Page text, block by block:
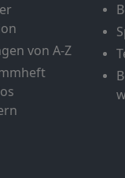
von A-Z